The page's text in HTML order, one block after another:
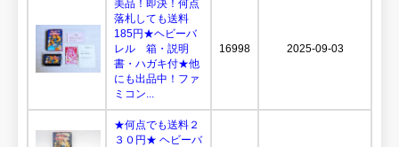
美品！即決！何点
落札しても送料
185円★ヘビーバ
レル 箱・説明
書・ハガキ付★他
にも出品中！ファ
ミコン...
16998 2025-09-03
★何点でも送料２
３０円★ ヘビーバ